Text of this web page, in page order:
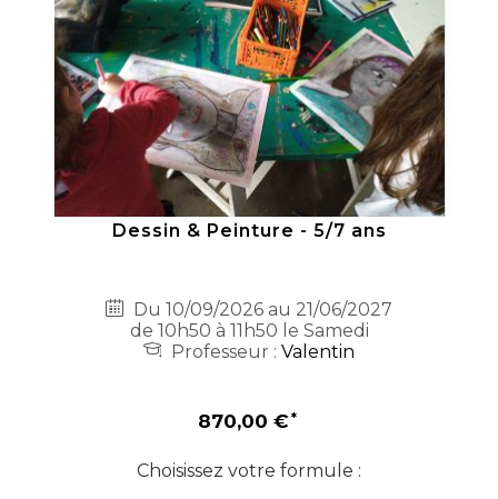
Dessin & Peinture - 5/7 ans
Du 10/09/2026 au 21/06/2027
de 10h50 à 11h50 le Samedi
Professeur : Valentin
870,00 €
Choisissez votre formule :